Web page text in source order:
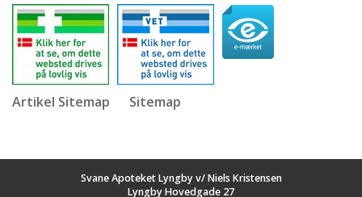
Artikel Sitemap Sitemap
Svane Apoteket Lyngby v/ Niels Kristensen
Lyngby Hovedgade 27